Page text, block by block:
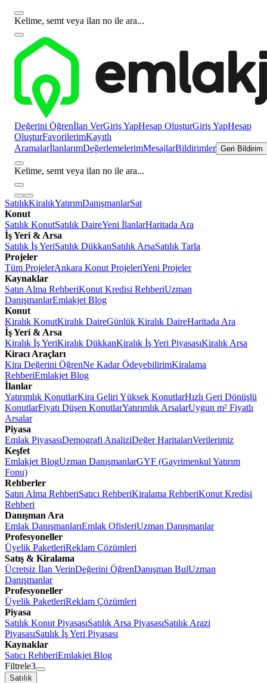
Kelime, semt veya ilan no ile ara...
Değerini Öğrenİlan VerGiriş YapHesap OluşturGiriş YapHesap
OluşturFavorilerimKayıtlı
AramalarİlanlarımDeğerlemelerimMesajlarBildirimler Geri Bildirim
Kelime, semt veya ilan no ile ara...
SatılıkKiralıkYatırımDanışmanlarSat
Konut
Satılık KonutSatılık DaireYeni İlanlarHaritada Ara
İş Yeri & Arsa
Satılık İş YeriSatılık DükkanSatılık ArsaSatılık Tarla
Projeler
Tüm ProjelerAnkara Konut ProjeleriYeni Projeler
Kaynaklar
Satın Alma RehberiKonut Kredisi RehberiUzman
DanışmanlarEmlakjet Blog
Konut
Kiralık KonutKiralık DaireGünlük Kiralık DaireHaritada Ara
İş Yeri & Arsa
Kiralık İş YeriKiralık DükkanKiralık İş Yeri PiyasasıKiralık Arsa
Kiracı Araçları
Kira Değerini ÖğrenNe Kadar ÖdeyebilirimKiralama
RehberiEmlakjet Blog
İlanlar
Yatırımlık KonutlarKira Geliri Yüksek KonutlarHızlı Geri Dönüşlü
KonutlarFiyatı Düşen KonutlarYatırımlık ArsalarUygun m² Fiyatlı
Arsalar
Piyasa
Emlak PiyasasıDemografi AnaliziDeğer HaritalarıVerilerimiz
Keşfet
Emlakjet BlogUzman DanışmanlarGYF (Gayrimenkul Yatırım
Fonu)
Rehberler
Satın Alma RehberiSatıcı RehberiKiralama RehberiKonut Kredisi
Rehberi
Danışman Ara
Emlak DanışmanlarıEmlak OfisleriUzman Danışmanlar
Profesyoneller
Üyelik PaketleriReklam Çözümleri
Satış & Kiralama
Ücretsiz İlan VerinDeğerini ÖğrenDanışman BulUzman
Danışmanlar
Profesyoneller
Üyelik PaketleriReklam Çözümleri
Piyasa
Satılık Konut PiyasasıSatılık Arsa PiyasasıSatılık Arazi
PiyasasıSatılık İş Yeri Piyasası
Kaynaklar
Satıcı RehberiEmlakjet Blog
Filtrele3
Satılık